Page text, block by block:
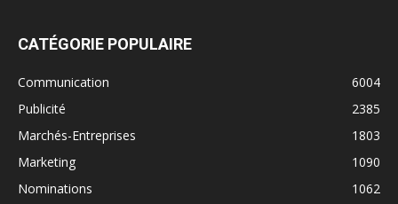
CATÉGORIE POPULAIRE
Communication
6004
Publicité
2385
Marchés-Entreprises
1803
Marketing
1090
Nominations
1062